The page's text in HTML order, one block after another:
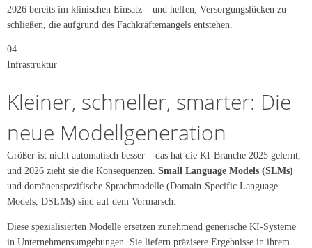
2026 bereits im klinischen Einsatz – und helfen, Versorgungslücken zu
schließen, die aufgrund des Fachkräftemangels entstehen.
04
Infrastruktur
Kleiner, schneller, smarter: Die
neue Modellgeneration
Größer ist nicht automatisch besser – das hat die KI-Branche 2025 gelernt,
und 2026 zieht sie die Konsequenzen. Small Language Models (SLMs)
und domänenspezifische Sprachmodelle (Domain-Specific Language
Models, DSLMs) sind auf dem Vormarsch.
Diese spezialisierten Modelle ersetzen zunehmend generische KI-Systeme
in Unternehmensumgebungen. Sie liefern präzisere Ergebnisse in ihrem